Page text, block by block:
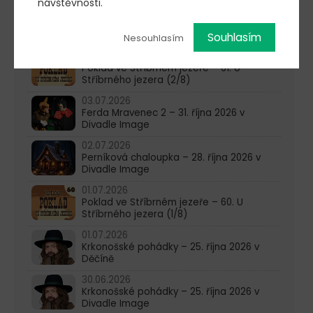
Poklad ve Stříbrném jezeře – 62. U
Stříbrného jezera (3/8)
Poklad ve Stříbrném jezeře – 61. U
Stříbrného jezera (2/8)
03.07.2026
Ferda Mravenec 2 – 31. října 2026 v
Divadle Image
02.07.2026
Perníková chaloupka – 28. října 2026 v
Divadle Image
01.07.2026
Poklad ve Stříbrném jezeře – 60. U
Stříbrného jezera (1/8)
01.07.2026
Krkonošské pohádky – 25. října 2026 v
Děčíně
30.06.2026
Krkonošské pohádky – 25. října 2026 v
Divadle Image
Nesouhlasím Souhlasím